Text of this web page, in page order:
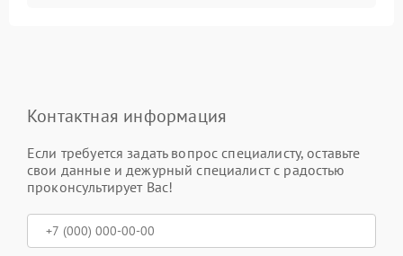
Контактная информация
Если требуется задать вопрос специалисту, оставьте
свои данные и дежурный специалист с радостью
проконсультирует Вас!